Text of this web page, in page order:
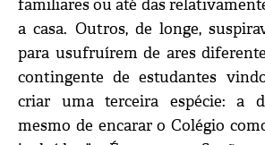
familiares ou até das
a casa. Outros, de longe,
para usufruírem de ares
contingente de estudantes
criar uma terceira espécie: a
mesmo de encarar o Colégio